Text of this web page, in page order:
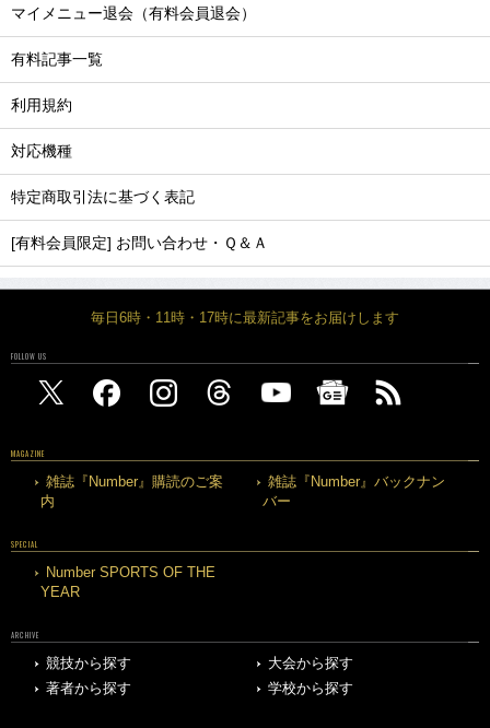
マイメニュー退会（有料会員退会）
有料記事一覧
利用規約
対応機種
特定商取引法に基づく表記
[有料会員限定] お問い合わせ・Ｑ＆Ａ
毎日6時・11時・17時に最新記事をお届けします
FOLLOW US
MAGAZINE
雑誌『Number』購読のご案
内
雑誌『Number』バックナン
バー
SPECIAL
Number SPORTS OF THE
YEAR
ARCHIVE
競技から探す
大会から探す
著者から探す
学校から探す